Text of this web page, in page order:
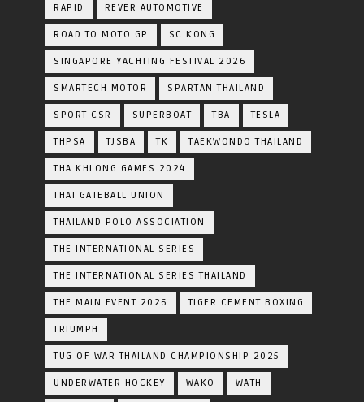
RAPID REVER AUTOMOTIVE
ROAD TO MOTO GP SC KONG
SINGAPORE YACHTING FESTIVAL 2026
SMARTECH MOTOR SPARTAN THAILAND
SPORT CSR SUPERBOAT TBA TESLA
THPSA TJSBA TK TAEKWONDO THAILAND
THA KHLONG GAMES 2024
THAI GATEBALL UNION
THAILAND POLO ASSOCIATION
THE INTERNATIONAL SERIES
THE INTERNATIONAL SERIES THAILAND
THE MAIN EVENT 2026 TIGER CEMENT BOXING
TRIUMPH
TUG OF WAR THAILAND CHAMPIONSHIP 2025
UNDERWATER HOCKEY WAKO WATH